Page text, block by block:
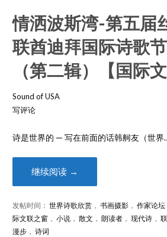
情洒波斯湾-第五届
联酋迪拜国际诗歌
（第二辑）【国际
Sound of USA
写评论
诗是世界的 — 写在前面的话韩舸友（世界
继续阅读 →
发帖时间： 世界诗歌欣赏， 书画摄影， 作家论坛
际文联之窗， 小说， 散文 ， 朗读者， 现代诗，
漫步， 诗词